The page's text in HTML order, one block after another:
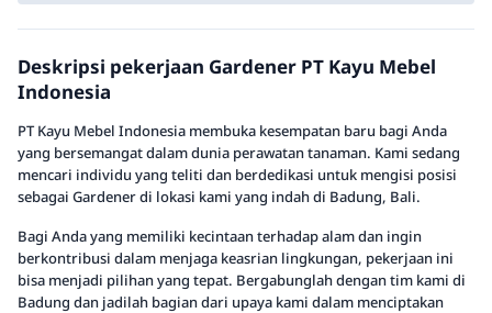
Deskripsi pekerjaan Gardener PT Kayu Mebel
Indonesia
PT Kayu Mebel Indonesia membuka kesempatan baru bagi Anda
yang bersemangat dalam dunia perawatan tanaman. Kami sedang
mencari individu yang teliti dan berdedikasi untuk mengisi posisi
sebagai Gardener di lokasi kami yang indah di Badung, Bali.
Bagi Anda yang memiliki kecintaan terhadap alam dan ingin
berkontribusi dalam menjaga keasrian lingkungan, pekerjaan ini
bisa menjadi pilihan yang tepat. Bergabunglah dengan tim kami di
Badung dan jadilah bagian dari upaya kami dalam menciptakan